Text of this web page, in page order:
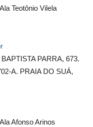
Teotônio Vilela
PARRA, 673.
A. PRAIA DO SUÁ,
Afonso Arinos